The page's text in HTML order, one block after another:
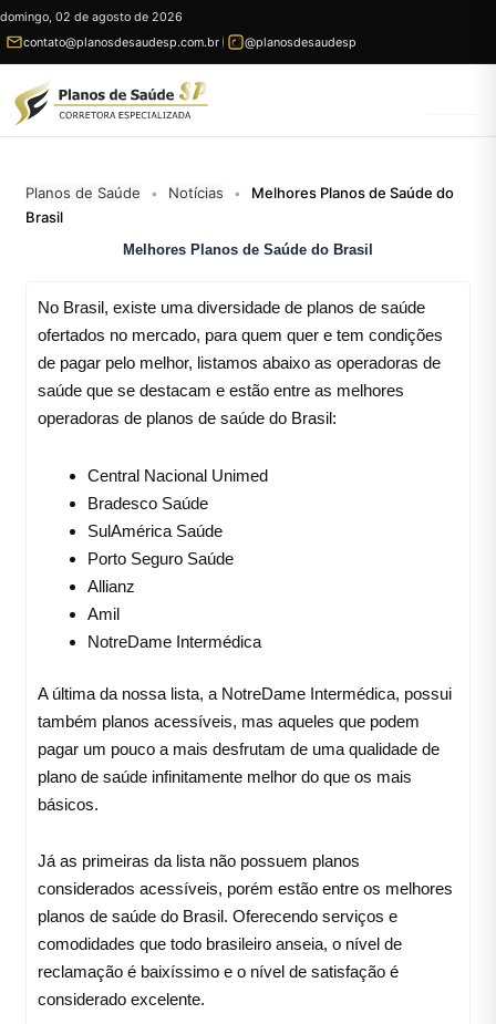
Ir
para
domingo, 02 de agosto de 2026
contato@planosdesaudesp.com.br
@planosdesaudesp
Planos de Saúde • Notícias •
Melhores Planos de Saúde do
Brasil
Melhores Planos de Saúde do Brasil
No Brasil, existe uma diversidade de planos de saúde
ofertados no mercado, para quem quer e tem condições
de pagar pelo melhor, listamos abaixo as operadoras de
saúde que se destacam e estão entre as melhores
operadoras de planos de saúde do Brasil:
Central Nacional Unimed
Bradesco Saúde
SulAmérica Saúde
Porto Seguro Saúde
Allianz
Amil
NotreDame Intermédica
A última da nossa lista, a NotreDame Intermédica, possui
também planos acessíveis, mas aqueles que podem
pagar um pouco a mais desfrutam de uma qualidade de
plano de saúde infinitamente melhor do que os mais
básicos.
Já as primeiras da lista não possuem planos
considerados acessíveis, porém estão entre os melhores
planos de saúde do Brasil. Oferecendo serviços e
comodidades que todo brasileiro anseia, o nível de
reclamação é baixíssimo e o nível de satisfação é
considerado excelente.